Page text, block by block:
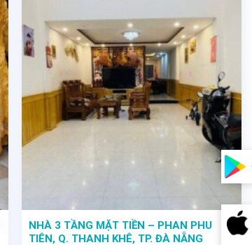
NHÀ 3 TẦNG MẶT TIỀN – PHAN PHU
TIÊN, Q. THANH KHÊ, TP. ĐÀ NẴNG